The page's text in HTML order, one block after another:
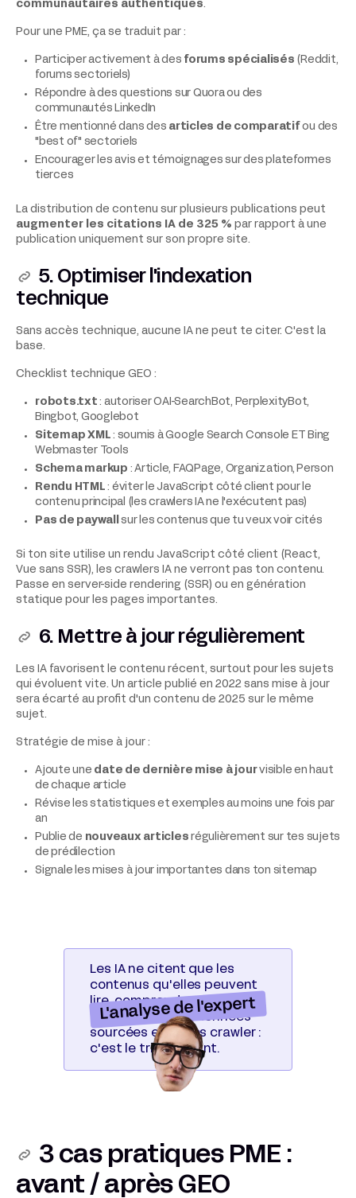
communautaires authentiques.
Pour une PME, ça se traduit par :
Participer activement à des forums spécialisés (Reddit,
forums sectoriels)
Répondre à des questions sur Quora ou des
communautés LinkedIn
Être mentionné dans des articles de comparatif ou des
"best of" sectoriels
Encourager les avis et témoignages sur des plateformes
tierces
La distribution de contenu sur plusieurs publications peut
augmenter les citations IA de 325 % par rapport à une
publication uniquement sur son propre site.
5. Optimiser l'indexation
technique
Sans accès technique, aucune IA ne peut te citer. C'est la
base.
Checklist technique GEO :
robots.txt : autoriser OAI-SearchBot, PerplexityBot,
Bingbot, Googlebot
Sitemap XML : soumis à Google Search Console ET Bing
Webmaster Tools
Schema markup : Article, FAQPage, Organization, Person
Rendu HTML : éviter le JavaScript côté client pour le
contenu principal (les crawlers IA ne l'exécutent pas)
Pas de paywall
sur les contenus que tu veux voir cités
Si ton site utilise un rendu JavaScript côté client (React,
Vue sans SSR), les crawlers IA ne verront pas ton contenu.
Passe en server-side rendering (SSR) ou en génération
statique pour les pages importantes.
6. Mettre à jour régulièrement
Les IA favorisent le contenu récent, surtout pour les sujets
qui évoluent vite. Un article publié en 2022 sans mise à jour
sera écarté au profit d'un contenu de 2025 sur le même
sujet.
Stratégie de mise à jour :
Ajoute une date de dernière mise à jourvisible en haut
de chaque article
Révise les statistiques et exemples au moins une fois par
an
Publie de nouveaux articles régulièrement sur tes sujets
de prédilection
Signale les mises à jour importantes dans ton sitemap
Les IA ne citent que les
contenus qu'elles peuvent
lire, comprendre et vérifier.
Structure claire, données
sourcées et accès crawler :
c'est le trio gagnant.
L'analyse de l'expert
3 cas pratiques PME :
avant / après GEO